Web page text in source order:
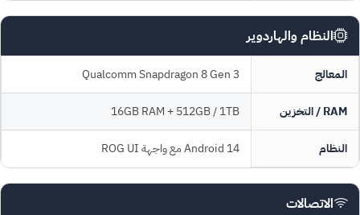
النظام والهاردوير
المعالج Qualcomm Snapdragon 8 Gen 3
RAM / التخزين 16GB RAM + 512GB / 1TB
النظام Android 14 مع واجهة ROG UI
الاتصالات